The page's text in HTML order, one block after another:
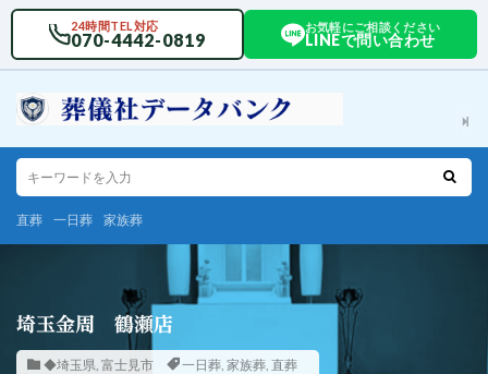
24時間TEL対応
070-4442-0819
お気軽にご相談ください
LINEで問い合わせ
直葬 一日葬 家族葬
埼玉金周 鶴瀬店
◆埼玉県, 富士見市 一日葬, 家族葬, 直葬